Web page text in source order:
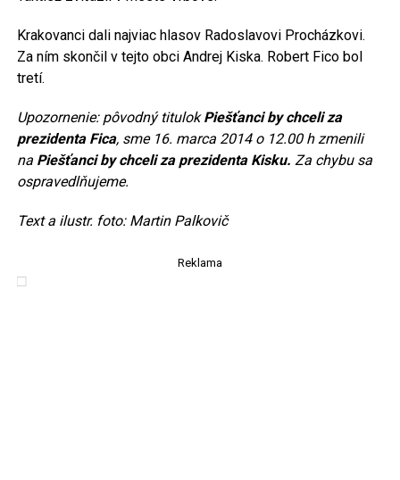
Krakovanci dali najviac hlasov Radoslavovi Procházkovi.
Za ním skončil v tejto obci Andrej Kiska. Robert Fico bol
tretí.
Upozornenie: pôvodný titulokPiešťanci by chceli za
prezidenta Fica, sme 16. marca 2014 o 12.00 h zmenili
na Piešťanci by chceli za prezidenta Kisku. Za chybu sa
ospravedlňujeme.
Text a ilustr. foto: Martin Palkovič
Reklama